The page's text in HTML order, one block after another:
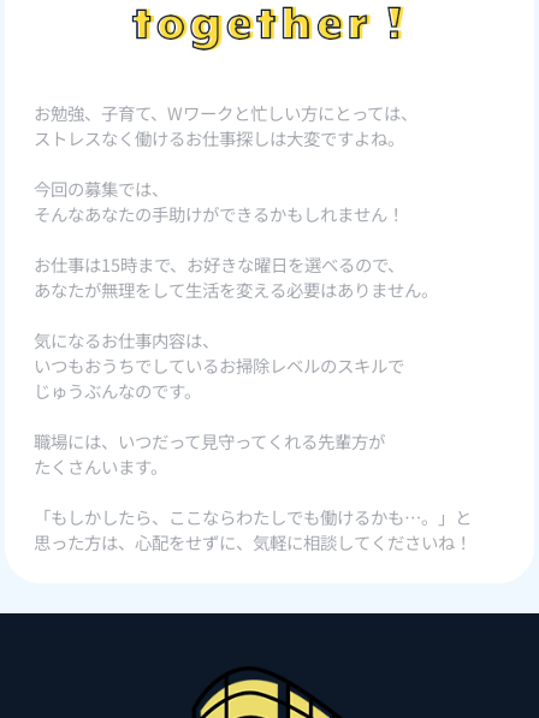
お勉強、子育て、Wワークと忙しい方にとっては、
ストレスなく働けるお仕事探しは大変ですよね。
今回の募集では、
そんなあなたの手助けができるかもしれません！
お仕事は15時まで、お好きな曜日を選べるので、
あなたが無理をして生活を変える必要はありません。
気になるお仕事内容は、
いつもおうちでしているお掃除レベルのスキルで
じゅうぶんなのです。
職場には、いつだって見守ってくれる先輩方が
たくさんいます。
「もしかしたら、ここならわたしでも働けるかも…。」と
思った方は、心配をせずに、気軽に相談してくださいね！